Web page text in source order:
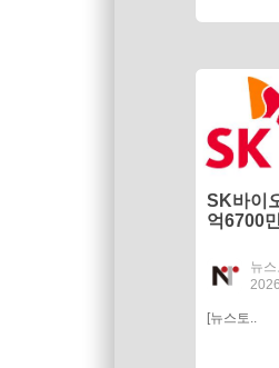
SK바이
억6700
뉴
[뉴스토..